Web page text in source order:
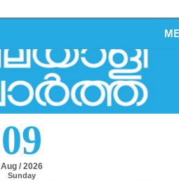
09
Aug / 2026
Sunday